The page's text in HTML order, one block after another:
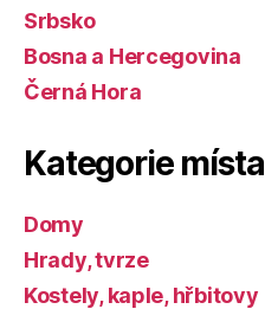
Srbsko
Bosna a Hercegovina
Černá Hora
Kategorie místa
Domy
Hrady, tvrze
Kostely, kaple, hřbitovy